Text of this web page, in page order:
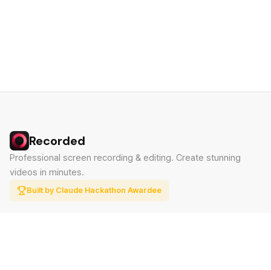
Recorded
Professional screen recording & editing. Create stunning
videos in minutes.
Built by Claude Hackathon Awardee